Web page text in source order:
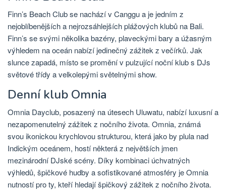
Finn’s Beach Club se nachází v Canggu a je jedním z
nejoblíbenějších a nejrozsáhlejších plážových klubů na Bali.
Finn’s se svými několika bazény, plaveckými bary a úžasným
výhledem na oceán nabízí jedinečný zážitek z večírků. Jak
slunce zapadá, místo se promění v pulzující noční klub s DJs
světové třídy a velkolepými světelnými show.
Denní klub Omnia
Omnia Dayclub, posazený na útesech Uluwatu, nabízí luxusní a
nezapomenutelný zážitek z nočního života. Omnia, známá
svou ikonickou krychlovou strukturou, která jako by plula nad
Indickým oceánem, hostí některá z největších jmen
mezinárodní DJské scény. Díky kombinaci úchvatných
výhledů, špičkové hudby a sofistikované atmosféry je Omnia
nutností pro ty, kteří hledají špičkový zážitek z nočního života.